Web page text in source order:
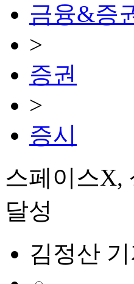
금융&증
>
증권
>
증시
스페이스X,
달성
김정산